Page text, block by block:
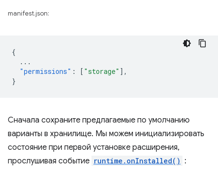
manifest.json:
{
...
"permissions" : [ "storage" ],
}
Сначала сохраните предлагаемые по умолчанию
варианты в хранилище. Мы можем инициализировать
состояние при первой установке расширения,
прослушивая событие runtime.onInstalled() :